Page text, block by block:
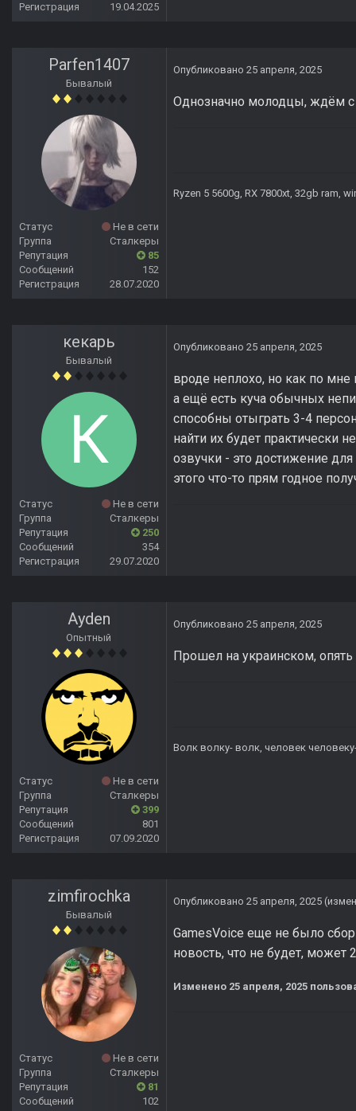
Регистрация
19.04.2025
Parfen1407
Бывалый
Статус
Не в сети
Группа
Сталкеры
Репутация
85
Сообщений
152
Регистрация
28.07.2020
Опубликовано 25 апреля, 2025
Однозначно молодцы, ждём с
Ryzen 5 5600g, RX 7800xt, 32gb ram,
кекарь
Бывалый
Статус
Не в сети
Группа
Сталкеры
Репутация
250
Сообщений
354
Регистрация
29.07.2020
Опубликовано 25 апреля, 2025
вроде неплохо, но как по
а ещё есть куча обычных
способны отыграть 3-4
найти их будет практически
озвучки - это достижение
этого что-то прям годное
Ayden
Опытный
Статус
Не в сети
Группа
Сталкеры
Репутация
399
Сообщений
801
Регистрация
07.09.2020
Опубликовано 25 апреля, 2025
Прошел на украинском, опять
Волк волку- волк, человек
zimfirochka
Бывалый
Статус
Не в сети
Группа
Сталкеры
Репутация
81
Сообщений
102
Опубликовано 25 апреля, 2025
GamesVoice еще не было
новость, что не будет, может
Изменено 25 апреля, 2025